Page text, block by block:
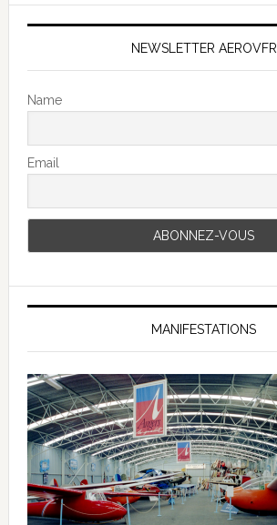
NEWSLETTER AEROVFR
Name
Email
MANIFESTATIONS